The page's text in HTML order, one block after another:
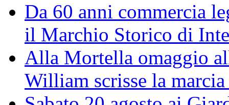
Da 60 anni commercia
il Marchio Storico di
Alla Mortella omaggio
William scrisse la